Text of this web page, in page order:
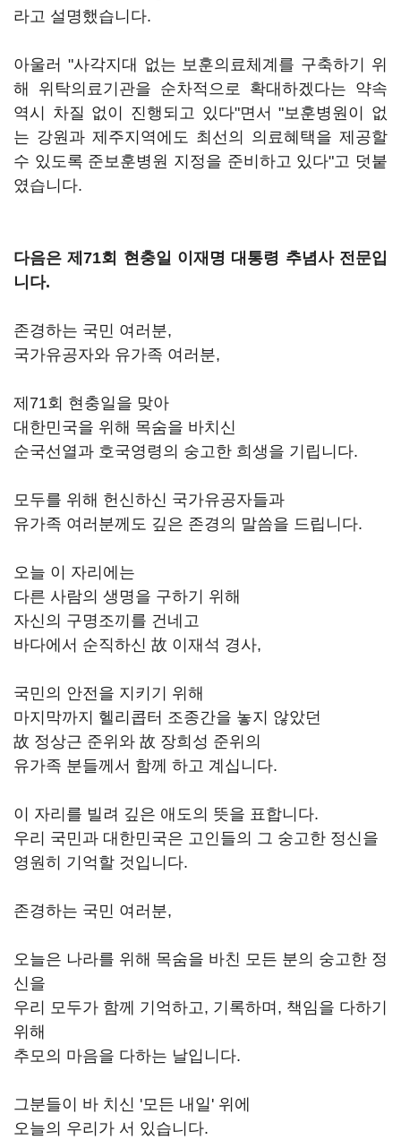
라고 설명했습니다.
아울러 "사각지대 없는 보훈의료체계를 구축하기 위
해 위탁의료기관을 순차적으로 확대하겠다는 약속
역시 차질 없이 진행되고 있다"면서 "보훈병원이 없
는 강원과 제주지역에도 최선의 의료혜택을 제공할
수 있도록 준보훈병원 지정을 준비하고 있다"고 덧붙
였습니다.
다음은 제71회 현충일 이재명 대통령 추념사 전문입
니다.
존경하는 국민 여러분,
국가유공자와 유가족 여러분,
제71회 현충일을 맞아
대한민국을 위해 목숨을 바치신
순국선열과 호국영령의 숭고한 희생을 기립니다.
모두를 위해 헌신하신 국가유공자들과
유가족 여러분께도 깊은 존경의 말씀을 드립니다.
오늘 이 자리에는
다른 사람의 생명을 구하기 위해
자신의 구명조끼를 건네고
바다에서 순직하신 故 이재석 경사,
국민의 안전을 지키기 위해
마지막까지 헬리콥터 조종간을 놓지 않았던
故 정상근 준위와 故 장희성 준위의
유가족 분들께서 함께 하고 계십니다.
이 자리를 빌려 깊은 애도의 뜻을 표합니다.
우리 국민과 대한민국은 고인들의 그 숭고한 정신을
영원히 기억할 것입니다.
존경하는 국민 여러분,
오늘은 나라를 위해 목숨을 바친 모든 분의 숭고한 정
신을
우리 모두가 함께 기억하고, 기록하며, 책임을 다하기
위해
추모의 마음을 다하는 날입니다.
그분들이 바 치신 '모든 내일' 위에
오늘의 우리가 서 있습니다.